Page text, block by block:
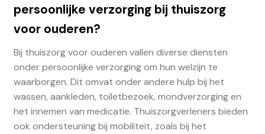
persoonlijke verzorging bij thuiszorg
voor ouderen?
Bij thuiszorg voor ouderen vallen diverse diensten
onder persoonlijke verzorging om hun welzijn te
waarborgen. Dit omvat onder andere hulp bij het
wassen, aankleden, toiletbezoek, mondverzorging en
het innemen van medicatie. Thuiszorgverleners bieden
ook ondersteuning bij mobiliteit, zoals bij het